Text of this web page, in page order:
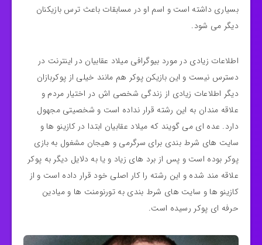
بسیاری داشته است و اسم او در مسابقات باعث ترس بازیکنان
دیگر می شود.
اطلاعات زیادی در مورد بیوگرافی میلاد عقابیان در اینترنت در
دسترس نیست و این بازیکن پوکر هم مانند خیلی از پوکربازان
دیگر اطلاعات زیادی از زندگی شخصی اش در اختیار مردم و
علاقه مندان به این رشته قرار نداده است و شخصیتی مجهول
دارد. عده ای می گویند که میلاد عقابیان ابتدا در کازینو ها و
سایت های شرط بندی برای سرگرمی و هیجان مشغول به بازی
پوکر بوده است و پس از برد های زیاد و یا به دلایل دیگر به پوکر
علاقه مند شده و این رشته را کار اصلی خود قرار داده است و از
کازینو ها و سایت های شرط بندی به تورنومنت ها و میادین
حرفه ای پوکر رسیده است.